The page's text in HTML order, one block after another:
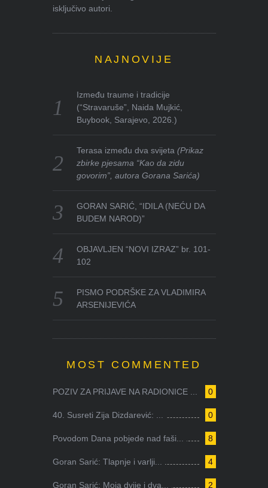
isključivo autori.
NAJNOVIJE
Između traume i tradicije
(“Stravaruše”, Naida Mujkić,
Buybook, Sarajevo, 2026.)
Terasa između dva svijeta(Prikaz
zbirke pjesama “Kao da zidu
govorim”, autora Gorana Sarića)
GORAN SARIĆ, “IDILA (NEĆU DA
BUDEM NAROD)”
OBJAVLJEN “NOVI IZRAZ” br. 101-
102
PISMO PODRŠKE ZA VLADIMIRA
ARSENIJEVIĆA
MOST COMMENTED
0
POZIV ZA PRIJAVE NA RADIONICE ...
0
40. Susreti Zija Dizdarević: ...
8
Povodom Dana pobjede nad faši...
4
Goran Sarić: Tlapnje i varlji...
2
Goran Sarić: Moja dvije i dva...